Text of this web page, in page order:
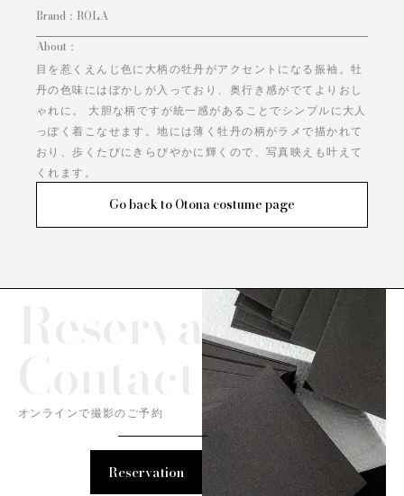
Brand： ROLA
About：
目を惹くえんじ色に大柄の牡丹がアクセントになる振袖。牡
丹の色味にはぼかしが入っており、奥行き感がでてよりおし
ゃれに。 大胆な柄ですが統一感があることでシンプルに大人
っぽく着こなせます。地には薄く牡丹の柄がラメで描かれて
おり、歩くたびにきらびやかに輝くので、写真映えも叶えて
くれます。
Go back to Otona costume page
Reservation/
オンラインで撮影のご予約
Reservation